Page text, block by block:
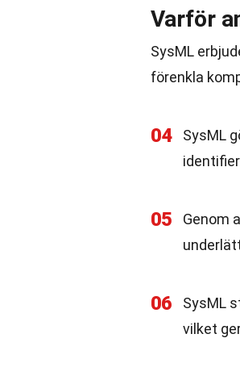
Varför
SysML
förenkla
04
SysML
05
Genom
06
SysML
vilket